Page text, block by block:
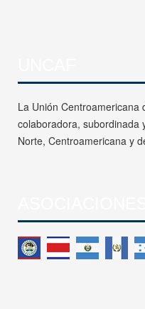
La Unión Centroamericana
colaboradora, subordinada
Norte, Centroamericana y